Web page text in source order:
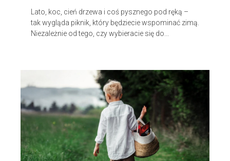
Lato, koc, cień drzewa i coś pysznego pod ręką –
tak wygląda piknik, który będziecie wspominać zimą.
Niezależnie od tego, czy wybieracie się do...